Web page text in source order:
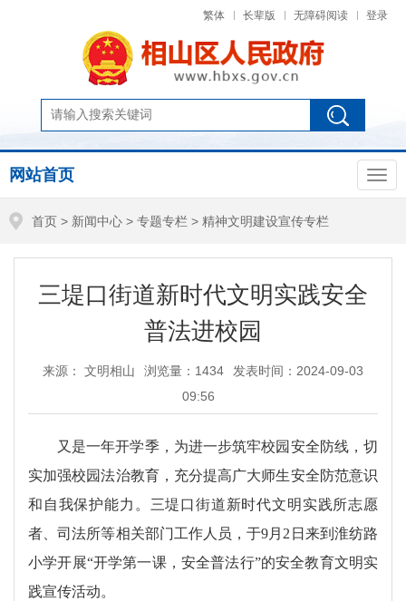
繁体 长辈版 无障碍阅读 登录
网站首页
首页 > 新闻中心 > 专题专栏 > 精神文明建设宣传专栏
三堤口街道新时代文明实践安全
普法进校园
来源： 文明相山 浏览量： 1434
发表时间：2024-09-03
09:56
又是一年开学季，为进一步筑牢校园安全防线，切
实加强校园法治教育，充分提高广大师生安全防范意识
和自我保护能力。三堤口街道新时代文明实践所志愿
者、司法所等相关部门工作人员，于9月2日来到淮纺路
小学开展“开学第一课，安全普法行”的安全教育文明实
践宣传活动。